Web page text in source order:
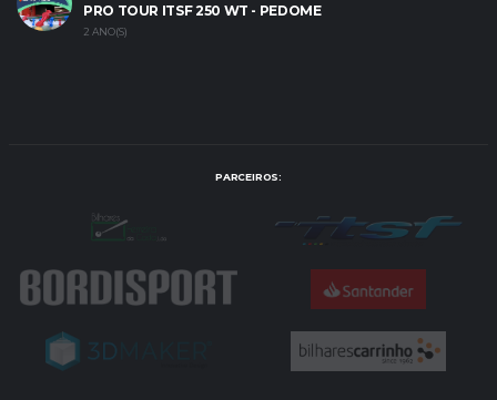
PRO TOUR ITSF 250 WT - PEDOME
2 ANO(S)
PARCEIROS: